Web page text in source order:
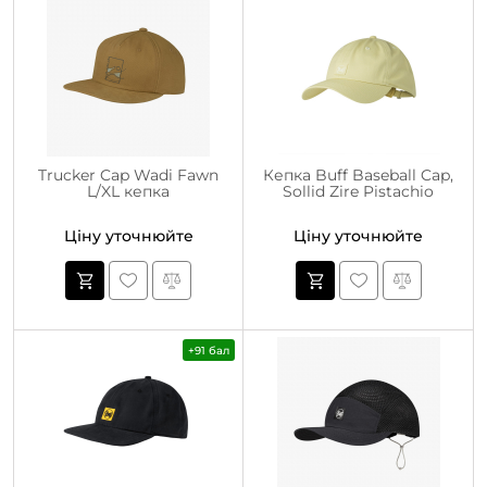
Trucker Cap Wadi Fawn
L/XL кепка
Ціну уточнюйте
Кепка Buff Baseball Cap,
Sollid Zire Pistachio
Ціну уточнюйте
+91 бал